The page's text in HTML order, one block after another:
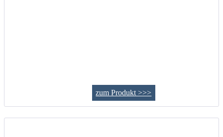
zum Produkt >>>